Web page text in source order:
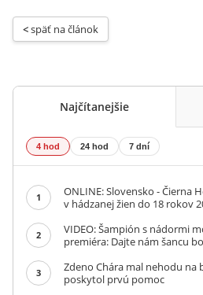
< späť na článok
Najčítanejšie
4 hod 24 hod 7 dní
1
ONLINE: Slovensko - Čierna
v hádzanej žien do 18 rokov
2
VIDEO: Šampión s nádormi
premiéra: Dajte nám šancu
3
Zdeno Chára mal nehodu na
poskytol prvú pomoc